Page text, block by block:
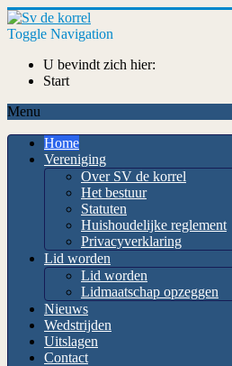
Toggle Navigation
U bevindt zich hier:
Start
Menu
Home
Vereniging
Over SV de korrel
Het bestuur
Statuten
Huishoudelijke reglement
Privacyverklaring
Lid worden
Lid worden
Lidmaatschap opzeggen
Nieuws
Wedstrijden
Uitslagen
Contact